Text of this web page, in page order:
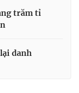
trăm tỉ
danh